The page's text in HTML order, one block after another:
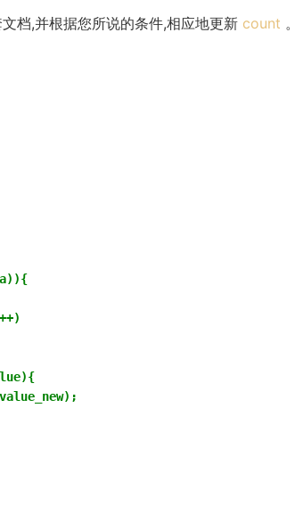
档,并根据您所说的条件,相应地更新 count